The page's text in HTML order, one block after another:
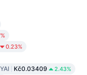
0.23%
YAI Kč0.03409 2.43%